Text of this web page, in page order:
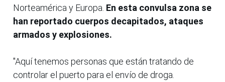
Norteamérica y Europa. En esta convulsa zona se
han reportado cuerpos decapitados, ataques
armados y explosiones.
"Aquí tenemos personas que están tratando de
controlar el puerto para el envío de droga.